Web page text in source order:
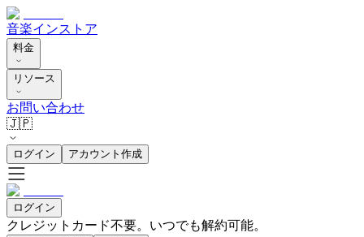
音楽インストア
料金
リソース
お問い合わせ
🇯🇵
ログイン アカウント作成
ログイン
クレジットカード不要。いつでも解約可能。